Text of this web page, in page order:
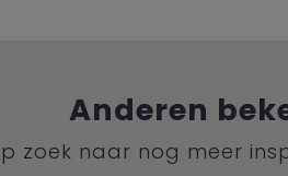
Anderen
zoek naar nog meer